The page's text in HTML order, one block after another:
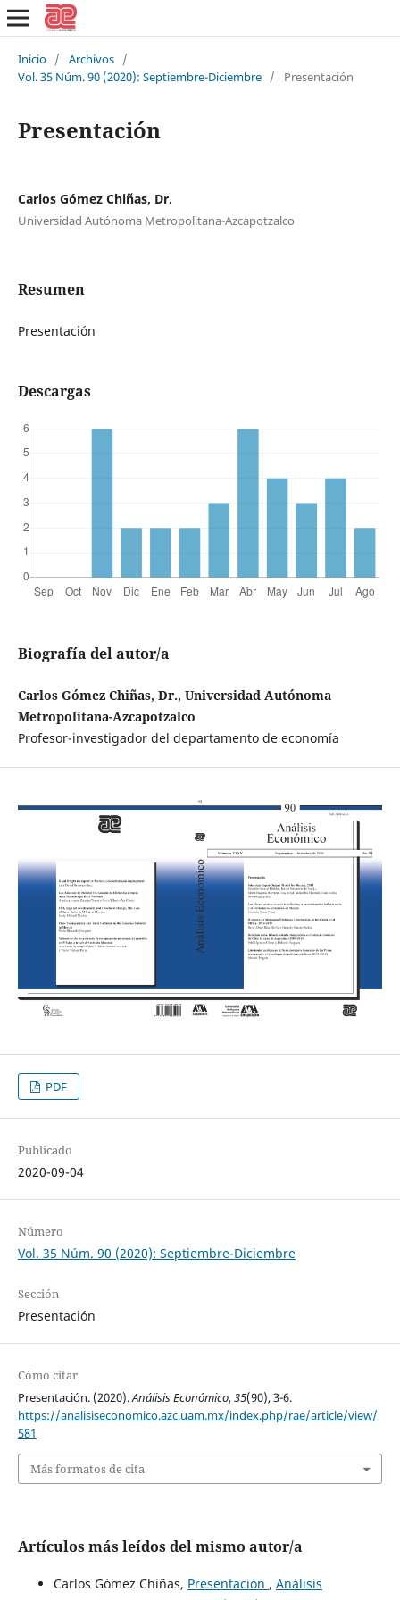
Inicio / Archivos /
Vol. 35 Núm. 90 (2020): Septiembre-Diciembre / Presentación
Presentación
Carlos Gómez Chiñas, Dr.
Universidad Autónoma Metropolitana-Azcapotzalco
Resumen
Presentación
Descargas
Biografía del autor/a
Carlos Gómez Chiñas, Dr., Universidad Autónoma
Metropolitana-Azcapotzalco
Profesor-investigador del departamento de economía
PDF
Publicado
2020-09-04
Número
Vol. 35 Núm. 90 (2020): Septiembre-Diciembre
Sección
Presentación
Cómo citar
Presentación. (2020).Análisis Económico,35(90), 3-6.
https://analisiseconomico.azc.uam.mx/index.php/rae/article/view/
581
Más formatos de cita
Artículos más leídos del mismo autor/a
Carlos Gómez Chiñas, Presentación , Análisis